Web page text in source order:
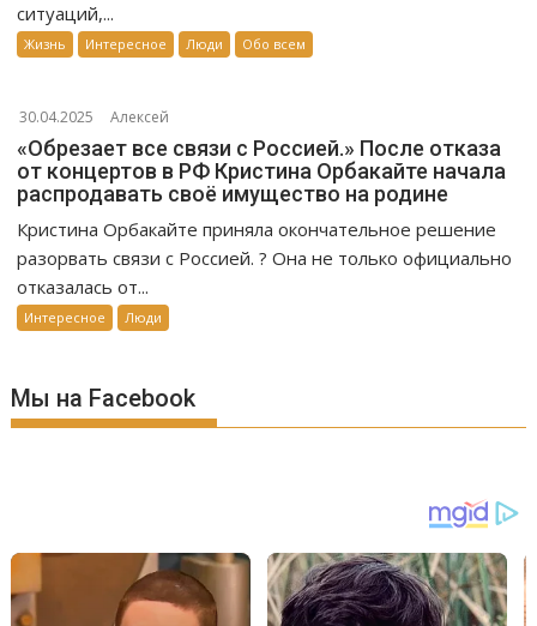
ситуаций,...
Жизнь Интересное Люди Обо всем
30.04.2025 Алексей
«Обрезает все связи с Россией.» После отказа
от концертов в РФ Кристина Орбакайте начала
распродавать своё имущество на родине
Кристина Орбакайте приняла окончательное решение
разорвать связи с Россией. ? Она не только официально
отказалась от...
Интересное Люди
Мы на Facebook